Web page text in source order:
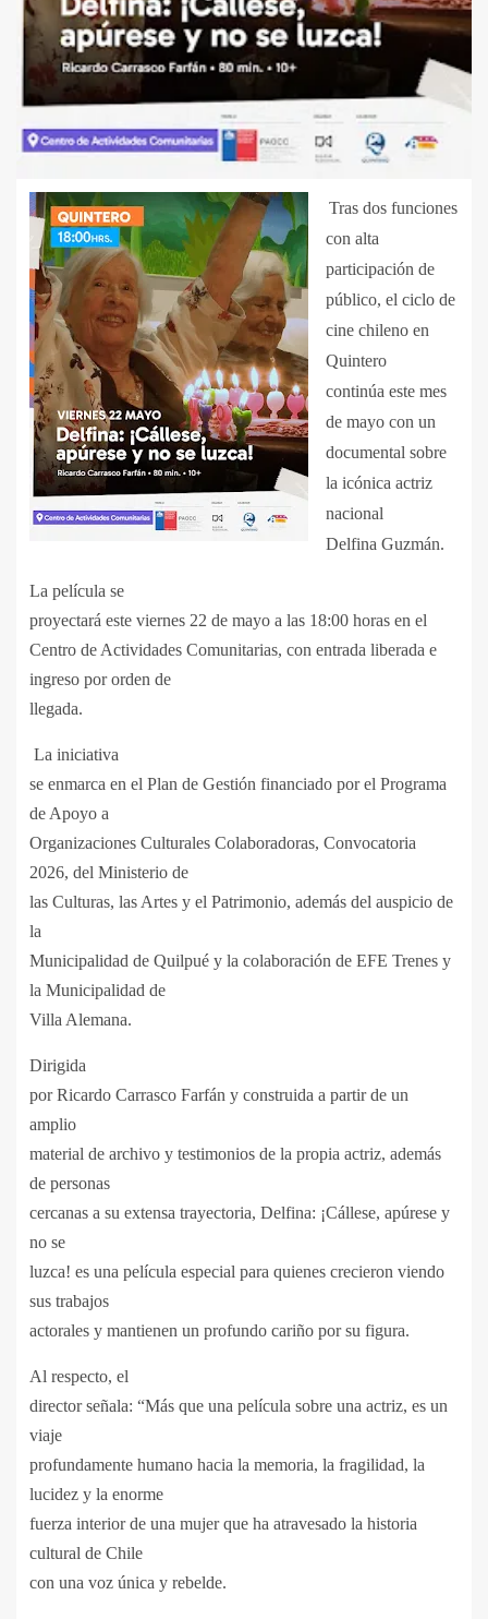
Tras dos funciones
con alta
participación de
público, el ciclo de
cine chileno en
Quintero
continúa este mes
de mayo con un
documental sobre
la icónica actriz
nacional
Delfina Guzmán.
La película se
proyectará este viernes 22 de mayo a las 18:00 horas en el
Centro de Actividades Comunitarias, con entrada liberada e
ingreso por orden de
llegada.
La iniciativa
se enmarca en el Plan de Gestión financiado por el Programa
de Apoyo a
Organizaciones Culturales Colaboradoras, Convocatoria
2026, del Ministerio de
las Culturas, las Artes y el Patrimonio, además del auspicio de
la
Municipalidad de Quilpué y la colaboración de EFE Trenes y
la Municipalidad de
Villa Alemana.
Dirigida
por Ricardo Carrasco Farfán y construida a partir de un
amplio
material de archivo y testimonios de la propia actriz, además
de personas
cercanas a su extensa trayectoria, Delfina: ¡Cállese, apúrese y
no se
luzca! es una película especial para quienes crecieron viendo
sus trabajos
actorales y mantienen un profundo cariño por su figura.
Al respecto, el
director señala: “Más que una película sobre una actriz, es un
viaje
profundamente humano hacia la memoria, la fragilidad, la
lucidez y la enorme
fuerza interior de una mujer que ha atravesado la historia
cultural de Chile
con una voz única y rebelde.